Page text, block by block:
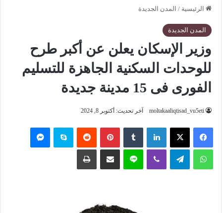
الرئيسية / المدن الجديدة
المدن الجديدة
وزير الإسكان يعلن عن أكبر طرح
للوحدات السكنية الجاهزة للتسليم
الفورى فى 15 مدينة جديدة
moltakaaliqtisad_vu5eti آخر تحديث: أكتوبر 8, 2024
فيسبوك ‫X لينكدإن بينتيريست سكايب
واتساب تيلقرام لاين